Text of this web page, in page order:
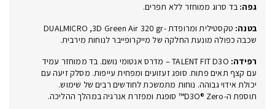
גפה: בד סרוג ממוחזר ללא תפרים.
בטנה:
טקסטילית ומרופדת -DUALMICRO ,3D Green Air 320 gr
שכבה כפולה מונעת החלקה של מייקרופייבר לנוחות מירבית.
רפידה:
TALENT FIT D3O – מדרס אנטומי נושם. בד ממוחזר עמיד
עם קצף תאים פתוח. סופג זעזועים ומפחית עייפות. מסלק זיעה עם
יכולת אידוי גבוהה. נוחות מתמשכת לחודשים רבים של שימוש.
תוספת ה-D3O® Zero™ סופגת ומפזרת אנרגיה במהלך ההליכה.